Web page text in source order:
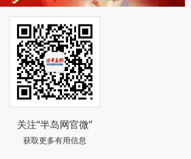
关注“半岛网官微”
获取更多有用信息